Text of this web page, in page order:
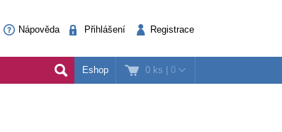
Nápověda Přihlášení Registrace
0 ks | 0
Eshop